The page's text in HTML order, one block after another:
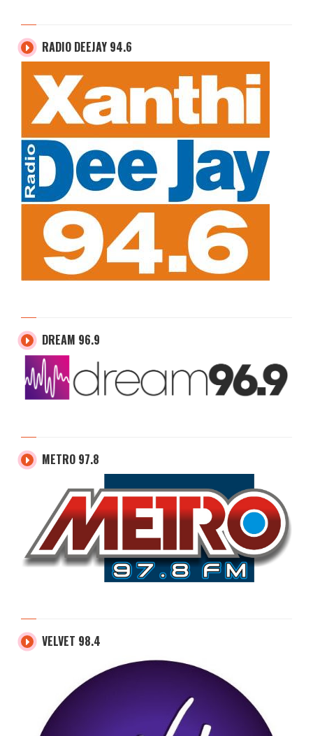
RADIO DEEJAY 94.6
DREAM 96.9
METRO 97.8
VELVET 98.4